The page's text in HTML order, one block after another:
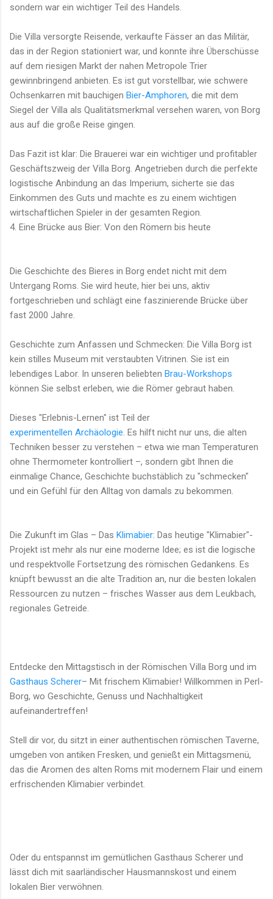
sondern war ein wichtiger Teil des Handels.
Die Villa versorgte Reisende, verkaufte Fässer an das Militär,
das in der Region stationiert war, und konnte ihre Überschüsse
auf dem riesigen Markt der nahen Metropole Trier
gewinnbringend anbieten. Es ist gut vorstellbar, wie schwere
Ochsenkarren mit bauchigen Bier-Amphoren, die mit dem
Siegel der Villa als Qualitätsmerkmal versehen waren, von Borg
aus auf die große Reise gingen.
Das Fazit ist klar: Die Brauerei war ein wichtiger und profitabler
Geschäftszweig der Villa Borg. Angetrieben durch die perfekte
logistische Anbindung an das Imperium, sicherte sie das
Einkommen des Guts und machte es zu einem wichtigen
wirtschaftlichen Spieler in der gesamten Region.
4. Eine Brücke aus Bier: Von den Römern bis heute
Die Geschichte des Bieres in Borg endet nicht mit dem
Untergang Roms. Sie wird heute, hier bei uns, aktiv
fortgeschrieben und schlägt eine faszinierende Brücke über
fast 2000 Jahre.
Geschichte zum Anfassen und Schmecken: Die Villa Borg ist
kein stilles Museum mit verstaubten Vitrinen. Sie ist ein
lebendiges Labor. In unseren beliebten Brau-Workshops
können Sie selbst erleben, wie die Römer gebraut haben.
Dieses "Erlebnis-Lernen" ist Teil der
experimentellen Archäologie . Es hilft nicht nur uns, die alten
Techniken besser zu verstehen – etwa wie man Temperaturen
ohne Thermometer kontrolliert –, sondern gibt Ihnen die
einmalige Chance, Geschichte buchstäblich zu "schmecken"
und ein Gefühl für den Alltag von damals zu bekommen.
Die Zukunft im Glas – Das Klimabier: Das heutige "Klimabier"-
Projekt ist mehr als nur eine moderne Idee; es ist die logische
und respektvolle Fortsetzung des römischen Gedankens. Es
knüpft bewusst an die alte Tradition an, nur die besten lokalen
Ressourcen zu nutzen – frisches Wasser aus dem Leukbach,
regionales Getreide.
Entdecke den Mittagstisch in der Römischen Villa Borg und im
Gasthaus Scherer– Mit frischem Klimabier! Willkommen in Perl-
Borg, wo Geschichte, Genuss und Nachhaltigkeit
aufeinandertreffen!
Stell dir vor, du sitzt in einer authentischen römischen Taverne,
umgeben von antiken Fresken, und genießt ein Mittagsmenü,
das die Aromen des alten Roms mit modernem Flair und einem
erfrischenden Klimabier verbindet.
Oder du entspannst im gemütlichen Gasthaus Scherer und
lässt dich mit saarländischer Hausmannskost und einem
lokalen Bier verwöhnen.